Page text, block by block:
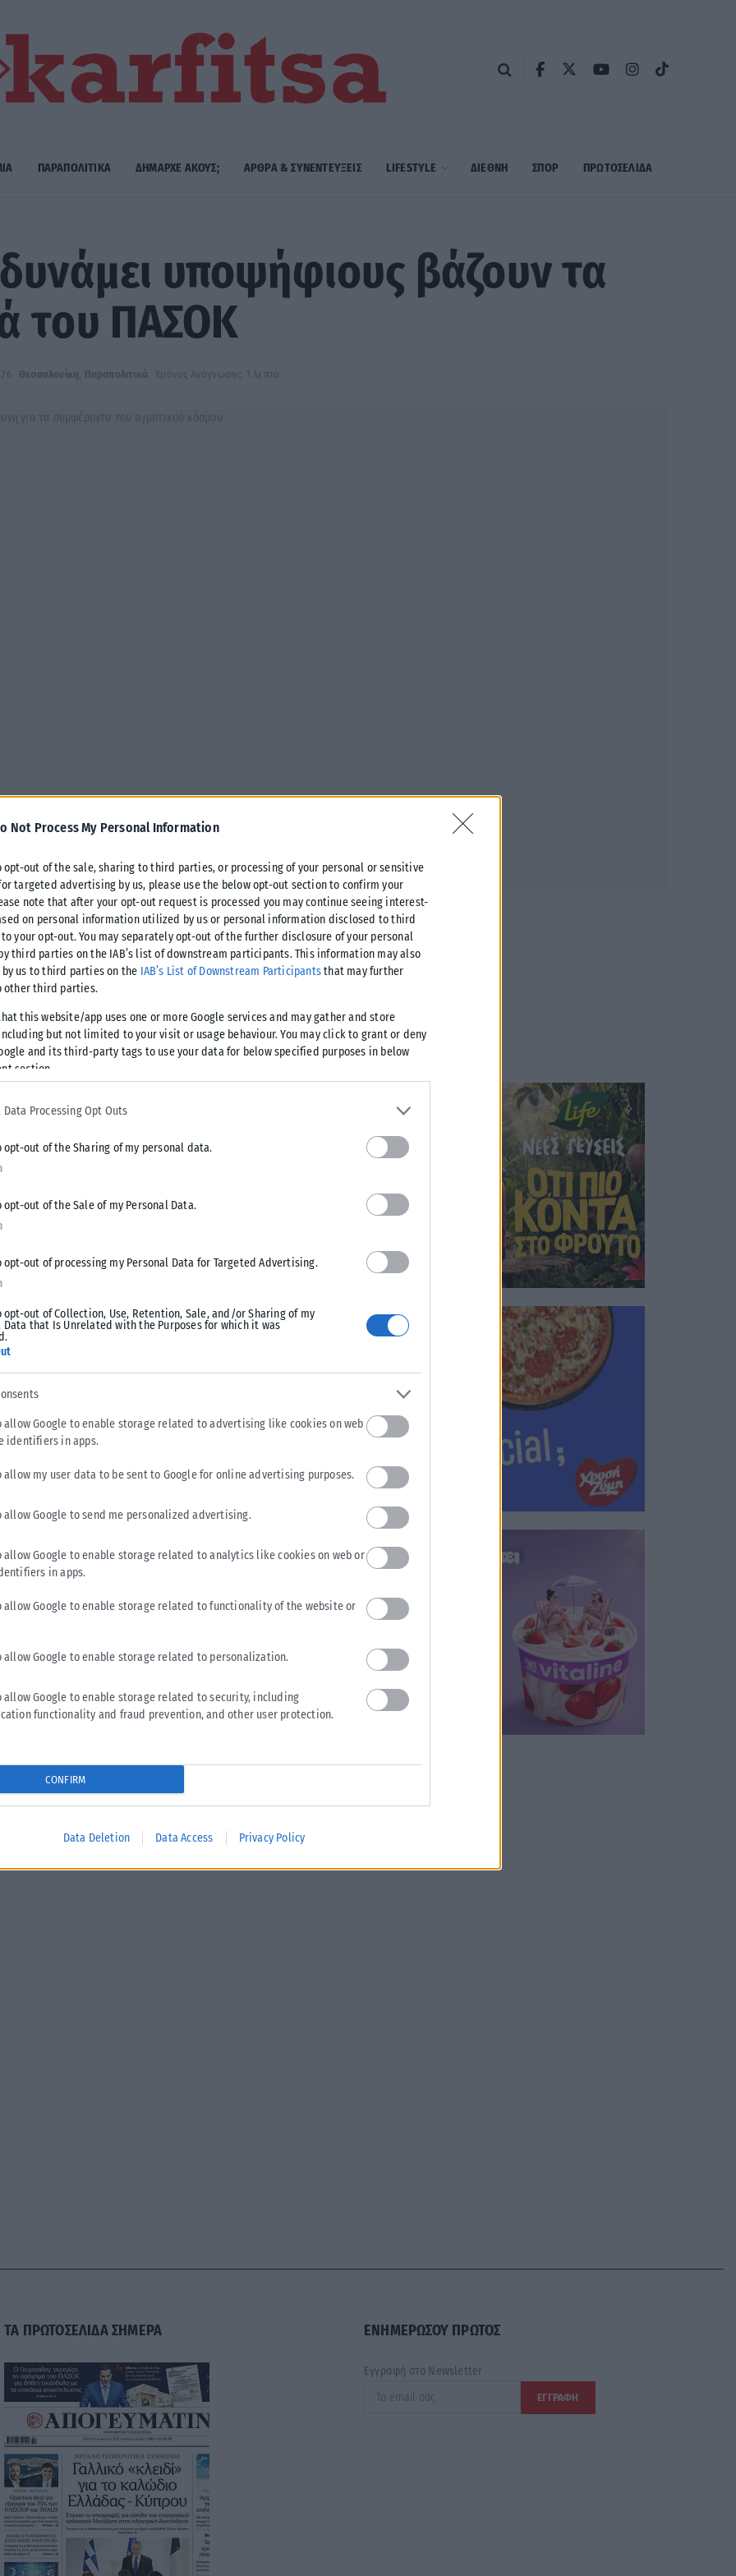
Not Process My Personal Information
opt-out of the sale, sharing to third parties, or processing of your personal or sensitive
targeted advertising by us, please use the below opt-out section to confirm your
note that after your opt-out request is processed you may continue seeing interest-
on personal information utilized by us or personal information disclosed to third
your opt-out. You may separately opt-out of the further disclosure of your personal
third parties on the IAB’s list of downstream participants. This information may also
by us to third parties on the IAB’s List of Downstream Participantsthat may further
other third parties.
this website/app uses one or more Google services and may gather and store
but not limited to your visit or usage behaviour. You may click to grant or deny
and its third-party tags to use your data for below specified purposes in below
section.
Data Processing Opt Outs
opt-out of the Sharing of my personal data.
opt-out of the Sale of my Personal Data.
opt-out of processing my Personal Data for Targeted Advertising.
opt-out of Collection, Use, Retention, Sale, and/or Sharing of my
Data that Is Unrelated with the Purposes for which it was
allow Google to enable storage related to advertising like cookies on web
identifiers in apps.
allow my user data to be sent to Google for online advertising purposes.
allow Google to send me personalized advertising.
allow Google to enable storage related to analytics like cookies on web or
in apps.
allow Google to enable storage related to functionality of the website or
allow Google to enable storage related to personalization.
allow Google to enable storage related to security, including
functionality and fraud prevention, and other user protection.
CONFIRM
Data Deletion Data Access Privacy Policy
ΠΑΡΑΠΟΛΙΤΙΚΑ ΔΗΜΑΡΧE ΑΚΟΥΣ; ΑΡΘΡΑ & ΣΥΝΕΝΤΕΥΞΕΙΣ LIFESTYLE ΔΙΕΘΝΗ ΣΠΟΡ ΠΡΩΤΟΣΈΛΙΔΑ
υποψήφιους βάζουν τα
του ΠΑΣΟΚ
Θεσσαλονίκη Παραπολιτικά Χρόνος Ανάγνωσης: 1 λεπτό
στις δημοσκοπήσεις, ιδιαίτερα στη
στελέχη που σκεφτόντουσαν να ριχτούν
το όνομα του οποίου «παίζει» εδώ και καιρό
του πρώην γραμματέα της Νομαρχιακής και
και ο χρόνος ανακοίνωσης των ψηφοδελτίων μέτρα
ΒΌΡΕΙΑ ΕΛΛΆΔΑ
Αίρεται η προληπτική σύσταση για μη χρήση του
Αίρεται η προληπτική σύσταση για μη χρήση του νερού του
δικτύου ύδρευσης για πόση, παρασκευή τροφίμων και
βούρτσισμα δοντιών στον...
ΤΑ ΠΡΩΤΟΣΕΛΙΔΑ ΣΗΜΕΡΑ ΕΝΗΜΕΡΩΣΟΥ ΠΡΩΤΟΣ
Εγγραφή στο Newsletter